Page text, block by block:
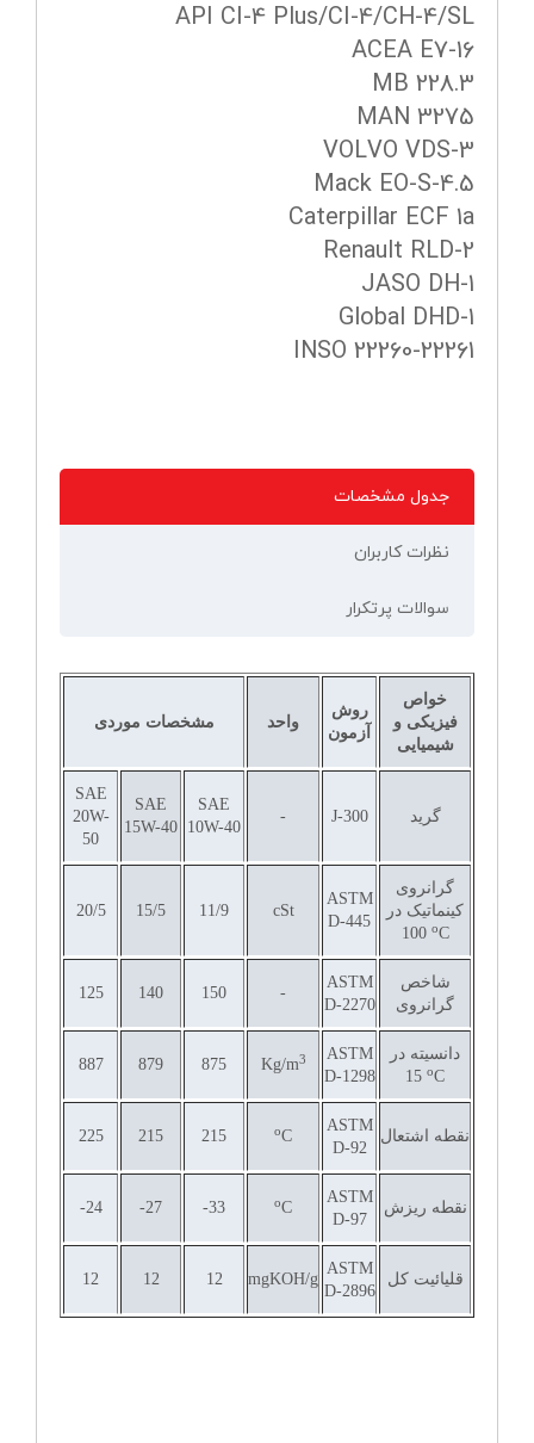
API CI-4 Plus/CI-4/CH-4/SL
ACEA E7-16
MB 228.3
MAN 3275
VOLVO VDS-3
Mack EO-S-4.5
Caterpillar ECF 1a
Renault RLD-2
JASO DH-1
Global DHD-1
INSO 22260-22261
جدول مشخصات
نظرات کاربران
سوالات پرتکرار
خواص
فیزیکی و
شیمیایی
روش
آزمون
واحد مشخصات موردی
گرید J-300
-
SAE
10W-40
SAE
15W-40
SAE
20W-
50
گرانروی
کینماتیک در
100 oC
ASTM
D-445
cSt
11/9
15/5
20/5
شاخص
گرانروی
ASTM
D-2270
-
150
140
125
دانسیته در
15 oC
ASTM
D-1298
Kg/m3
875
879
887
نقطه اشتعال
ASTM
D-92
oC
215
215
225
نقطه ریزش
ASTM
D-97
oC
33-
27-
24-
قلیائیت کل
ASTM
D-2896
mgKOH/g
12
12
12